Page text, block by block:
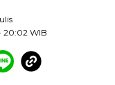
20:02 WIB